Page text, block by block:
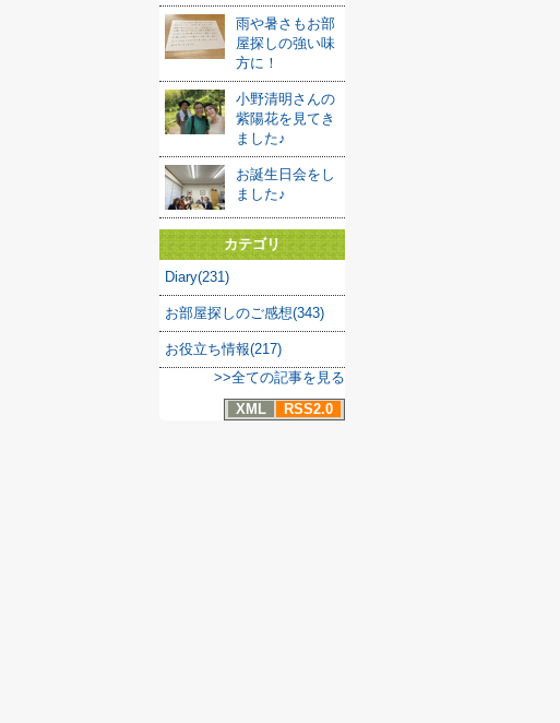
雨や暑さもお部
屋探しの強い味
方に！
小野清明さんの
紫陽花を見てき
ました♪
お誕生日会をし
ました♪
カテゴリ
Diary(231)
お部屋探しのご感想(343)
お役立ち情報(217)
>>全ての記事を見る
XML
RSS2.0